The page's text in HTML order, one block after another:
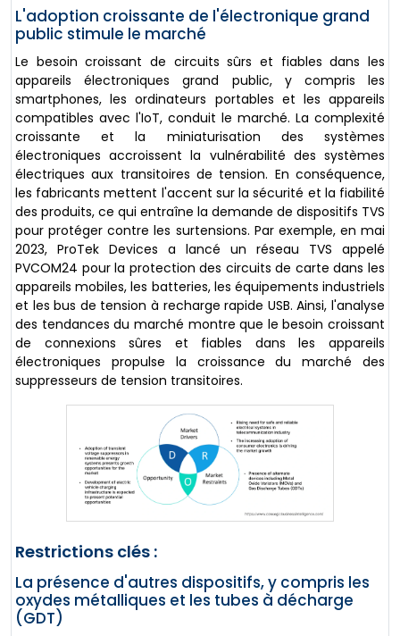
L'adoption croissante de l'électronique grand
public stimule le marché
Le besoin croissant de circuits sûrs et fiables dans les
appareils électroniques grand public, y compris les
smartphones, les ordinateurs portables et les appareils
compatibles avec l'IoT, conduit le marché. La complexité
croissante et la miniaturisation des systèmes
électroniques accroissent la vulnérabilité des systèmes
électriques aux transitoires de tension. En conséquence,
les fabricants mettent l'accent sur la sécurité et la fiabilité
des produits, ce qui entraîne la demande de dispositifs TVS
pour protéger contre les surtensions. Par exemple, en mai
2023, ProTek Devices a lancé un réseau TVS appelé
PVCOM24 pour la protection des circuits de carte dans les
appareils mobiles, les batteries, les équipements industriels
et les bus de tension à recharge rapide USB. Ainsi, l'analyse
des tendances du marché montre que le besoin croissant
de connexions sûres et fiables dans les appareils
électroniques propulse la croissance du marché des
suppresseurs de tension transitoires.
Restrictions clés :
La présence d'autres dispositifs, y compris les
oxydes métalliques et les tubes à décharge
(GDT)